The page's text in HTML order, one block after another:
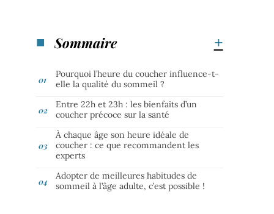
Sommaire
Pourquoi l’heure du coucher influence-t-
elle la qualité du sommeil ?
Entre 22h et 23h : les bienfaits d’un
coucher précoce sur la santé
À chaque âge son heure idéale de
coucher : ce que recommandent les
experts
Adopter de meilleures habitudes de
sommeil à l’âge adulte, c’est possible !